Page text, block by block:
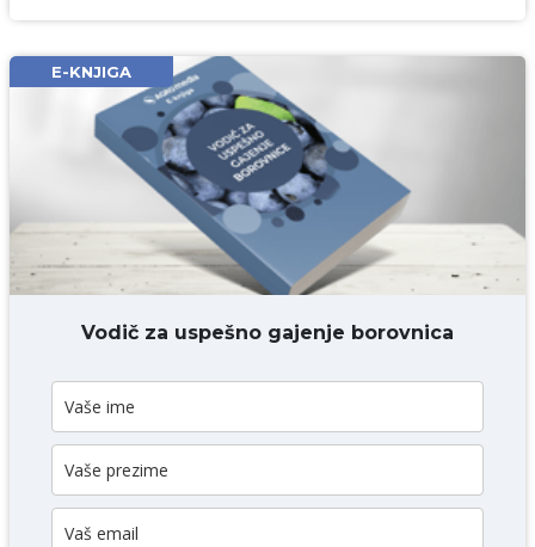
Email* obavezno
Komentar* obavezno
DODAJ KOMENTAR
E-KNJIGA
Vodič za uspešno gajenje borovnica